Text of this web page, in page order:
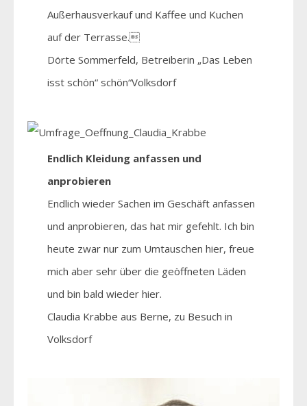
Außerhausverkauf und Kaffee und Kuchen
auf der Terrasse.
Dörte Sommerfeld, Betreiberin „Das Leben
isst schön“ schön“Volksdorf
Endlich Kleidung anfassen und
anprobieren
Endlich wieder Sachen im Geschäft anfassen
und anprobieren, das hat mir gefehlt. Ich bin
heute zwar nur zum Umtauschen hier, freue
mich aber sehr über die geöffneten Läden
und bin bald wieder hier.
Claudia Krabbe aus Berne, zu Besuch in
Volksdorf